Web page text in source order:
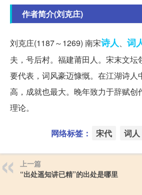
作者简介(刘克庄)
刘克庄(1187～1269) 南宋诗人、 词
夫，号后村。福建莆田人。宋末文坛
要代表，词风豪迈慷慨。在江湖诗人
高，成就也最大。晚年致力于辞赋创
理论。
网络标签： 宋代 词人
上一篇
“出处遥知讲已精”的出处是哪里